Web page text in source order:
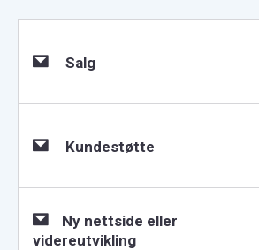
Salg
Kundestøtte
Ny nettside eller
videreutvikling